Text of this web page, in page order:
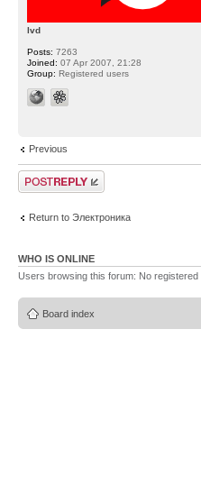
lvd
Posts: 7263
Joined: 07 Apr 2007, 21:28
Group: Registered users
Previous
Post a reply
Return to Электроника
WHO IS ONLINE
Users browsing this forum: No registered
Board index